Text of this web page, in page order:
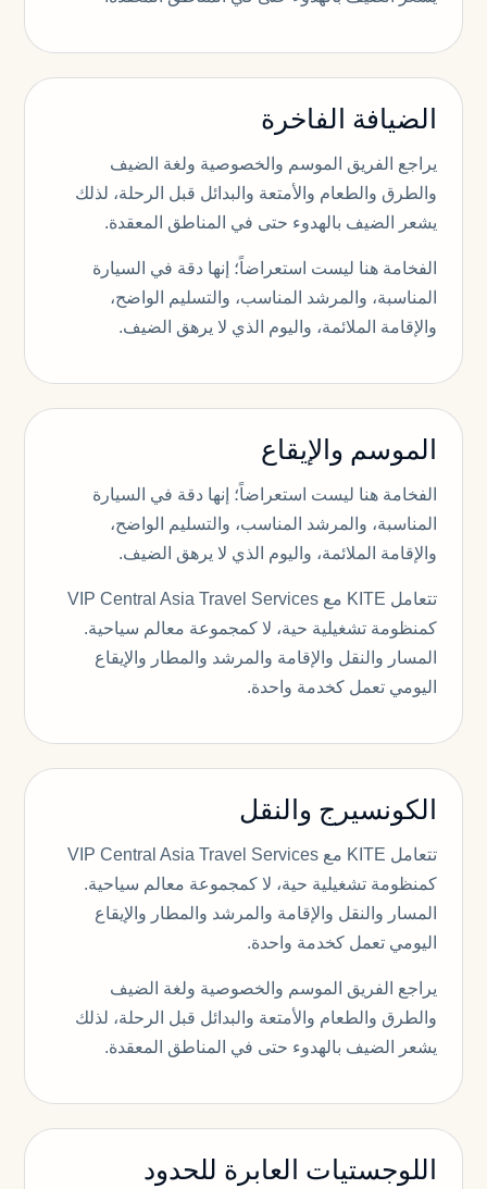
الضيافة الفاخرة
يراجع الفريق الموسم والخصوصية ولغة الضيف
والطرق والطعام والأمتعة والبدائل قبل الرحلة، لذلك
يشعر الضيف بالهدوء حتى في المناطق المعقدة.
الفخامة هنا ليست استعراضاً؛ إنها دقة في السيارة
المناسبة، والمرشد المناسب، والتسليم الواضح،
والإقامة الملائمة، واليوم الذي لا يرهق الضيف.
الموسم والإيقاع
الفخامة هنا ليست استعراضاً؛ إنها دقة في السيارة
المناسبة، والمرشد المناسب، والتسليم الواضح،
والإقامة الملائمة، واليوم الذي لا يرهق الضيف.
تتعامل KITE مع VIP Central Asia Travel Services
كمنظومة تشغيلية حية، لا كمجموعة معالم سياحية.
المسار والنقل والإقامة والمرشد والمطار والإيقاع
اليومي تعمل كخدمة واحدة.
الكونسيرج والنقل
تتعامل KITE مع VIP Central Asia Travel Services
كمنظومة تشغيلية حية، لا كمجموعة معالم سياحية.
المسار والنقل والإقامة والمرشد والمطار والإيقاع
اليومي تعمل كخدمة واحدة.
يراجع الفريق الموسم والخصوصية ولغة الضيف
والطرق والطعام والأمتعة والبدائل قبل الرحلة، لذلك
يشعر الضيف بالهدوء حتى في المناطق المعقدة.
اللوجستيات العابرة للحدود